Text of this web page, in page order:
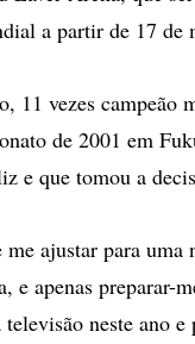
a partir de 17 de
11 vezes campeão
de 2001 em
e que tomou a
ajustar para uma
e apenas preparar-
neste ano e